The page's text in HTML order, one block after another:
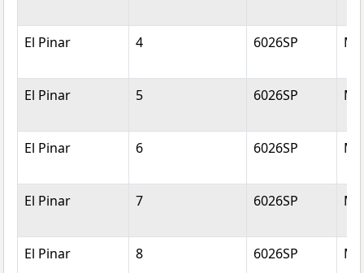
El Pinar 4 6026SP
El Pinar 5 6026SP
El Pinar 6 6026SP
El Pinar 7 6026SP
El Pinar 8 6026SP